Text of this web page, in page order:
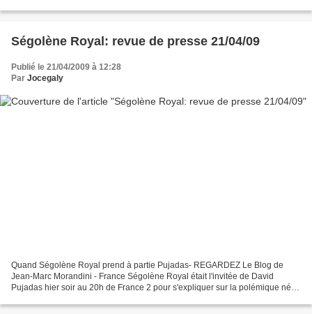
Ségolène Royal: revue de presse 21/04/09
Publié le 21/04/2009 à 12:28
Par Jocegaly
Quand Ségolène Royal prend à partie Pujadas- REGARDEZ Le Blog de
Jean-Marc Morandini - France Ségolène Royal était l'invitée de David
Pujadas hier soir au 20h de France 2 pour s'expliquer sur la polémique née